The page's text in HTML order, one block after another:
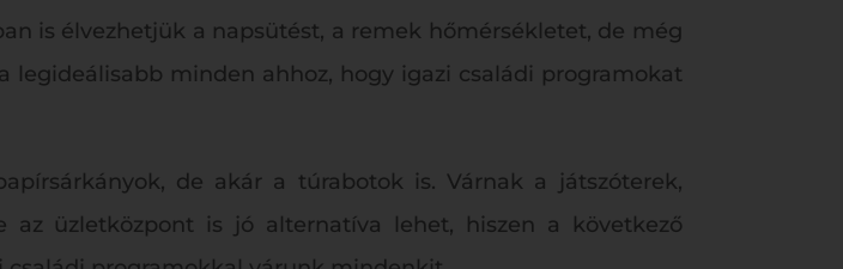
is élvezhetjük a napsütést, a remek hőmérsékletet, de még
minden ahhoz, hogy igazi családi programokat
de akár a túrabotok is. Várnak a játszóterek,
az üzletközpont is jó alternatíva lehet, hiszen a következő